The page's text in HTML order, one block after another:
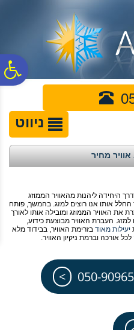
נגישות
ניווט
אוויר מחיר
היחידה ליהנות מהאוויר הממוזג
אותו אנו רוצים למזג. בהמשך, פותח
את האוויר הממוזג ומובילה אותו לאורך
העברת האוויר מבוצעת כידוע,
יעילות מאוד בזרימת האוויר, בבידוד מלא
אורכה וברמת ניקיון האוויר.